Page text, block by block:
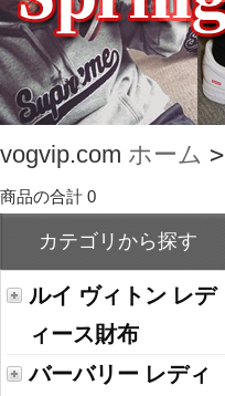
vogvip.com ホーム >
商品の合計 0
カテゴリから探す
ルイ ヴィトン レデ
ィース財布
バーバリー レディ